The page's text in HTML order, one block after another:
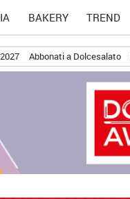
BAKERY TREND
Abbonati a Dolcesalato